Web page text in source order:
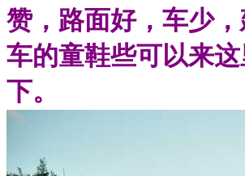
赞，路面好，车少
车的童鞋些可以来
下。